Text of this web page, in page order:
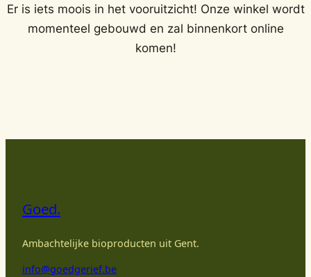
Er is iets moois in het vooruitzicht! Onze winkel wordt
momenteel gebouwd en zal binnenkort online
komen!
Goed.
Ambachtelijke bioproducten uit Gent.
info@goedgerief.be